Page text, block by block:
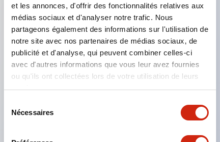
et les annonces, d'offrir des fonctionnalités relatives aux
médias sociaux et d'analyser notre trafic. Nous
partageons également des informations sur l'utilisation de
notre site avec nos partenaires de médias sociaux, de
publicité et d'analyse, qui peuvent combiner celles-ci
avec d'autres informations que vous leur avez fournies
ou qu'ils ont collectées lors de votre utilisation de leurs
services.
Nécessaires
de contrôle Ø22
Nous proposons également un type sans trous,
avec la possibilité de personnaliser la taille et la
disposition des trous
Le type sans trous peut être utilisé comme boîte
de jonction en installant un bornier à l'intérieur
couvercle jaune pour arrêt d'urgence et une boîte